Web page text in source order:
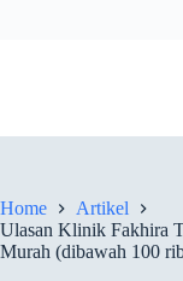
Home
Artikel
Ulasan Klinik Fakhira
Murah (dibawah 100